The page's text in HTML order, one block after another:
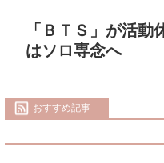
「ＢＴＳ」が活
はソロ専念へ
おすすめ記事